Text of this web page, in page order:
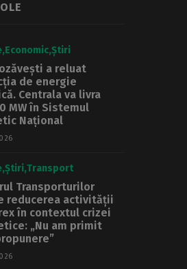
Economic Știri
a reluat
de energie
Centrala va livra
MW în Sistemul
Național
Știri Transport
Transporturilor
reducerea activității
în contextul crizei
„Nu am primit